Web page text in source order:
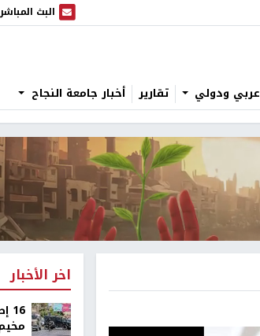
البث المباشر
البث المباشر
عربي ودولي تقارير أخبار جامعة النجاح
اخر الأخبار